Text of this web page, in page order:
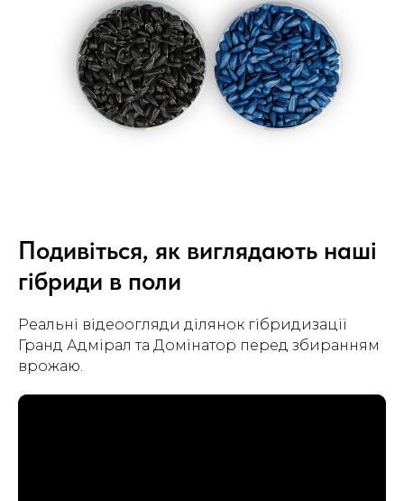
Подивіться, як виглядають наші
гібриди в поли
Реальні відеоогляди ділянок гібридизації
Гранд Адмірал та Домінатор перед збиранням
врожаю.